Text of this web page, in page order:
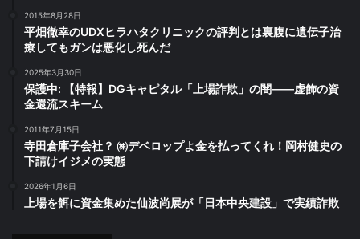
2015年8月28日
平畑徹幸のUDXヒラハタクリニックの評判とは裏腹に遺伝子治
療してもガンは悪化し死んだ
2025年3月30日
保護中: 【特報】DGキャピタル「上場詐欺」の闇――虚飾の資
金還流スキーム
2011年7月15日
寺田倉庫子会社？ ㈱デベロップよ金を払ってくれ！岡村健史の
下請けイジメの実態
2026年1月6日
上場を餌に資金集めた仙波尚展が「日本中央建設」で実績詐欺